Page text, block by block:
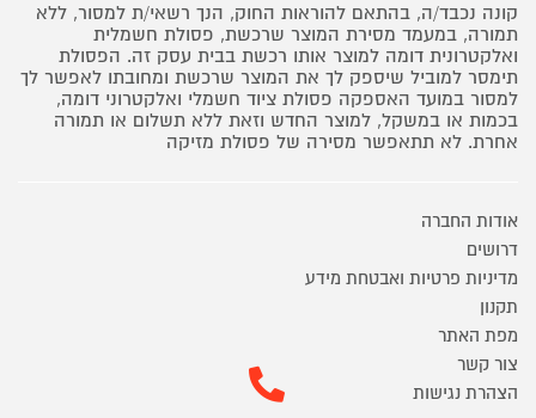
קונה נכבד/ה, בהתאם להוראות החוק, הנך רשאי/ת למסור, ללא
תמורה, במעמד מסירת המוצר שרכשת, פסולת חשמלית
ואלקטרונית דומה למוצר אותו רכשת בבית עסק זה. הפסולת
תימסר למוביל שיספק לך את המוצר שרכשת ומחובתו לאפשר לך
למסור במועד האספקה פסולת ציוד חשמלי ואלקטרוני דומה,
בכמות או במשקל, למוצר החדש וזאת ללא תשלום או תמורה
אחרת. לא תתאפשר מסירה של פסולת מזיקה
אודות החברה
דרושים
מדיניות פרטיות ואבטחת מידע
תקנון
מפת האתר
צור קשר
הצהרת נגישות